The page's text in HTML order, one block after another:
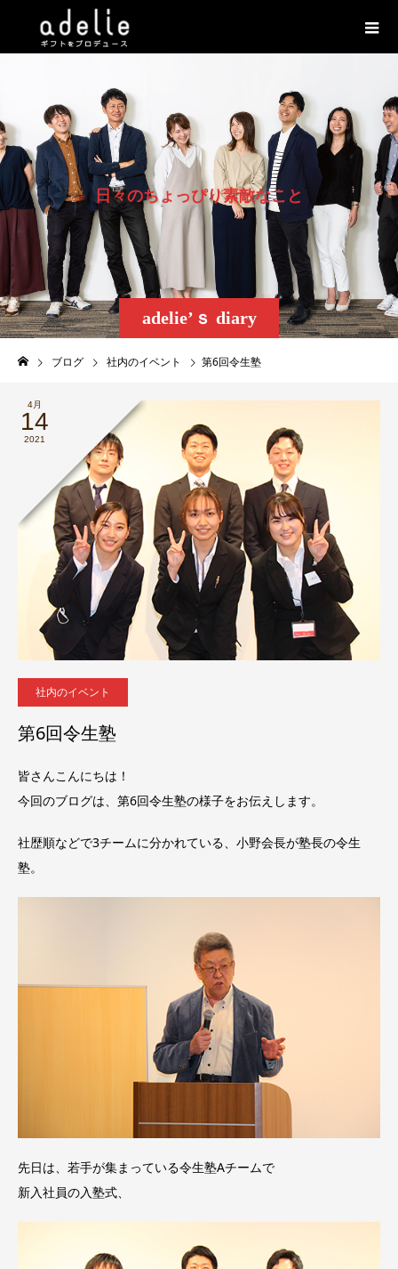
adelie’ｓ diary
日々のち ょ っぴり素敵なこ と
ブログ 社内のイベント 第6回令生塾
4月
14
2021
社内のイベント
第6回令生塾
皆さんこんにちは！
今回のブログは、第6回令生塾の様子をお伝えします。
社歴順などで3チームに分かれている、小野会長が塾長の令生
塾。
先日は、若手が集まっている令生塾Aチームで
新入社員の入塾式、